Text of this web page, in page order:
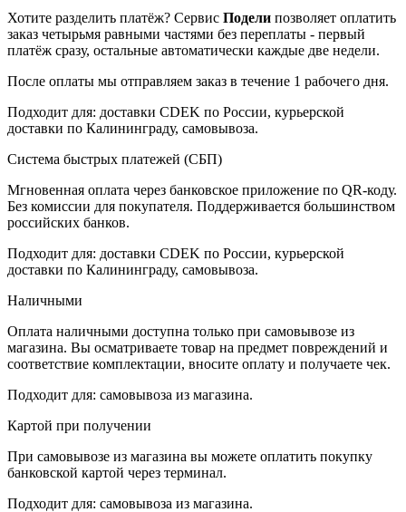
Хотите разделить платёж? Сервис Подели позволяет оплатить
заказ четырьмя равными частями без переплаты - первый
платёж сразу, остальные автоматически каждые две недели.
После оплаты мы отправляем заказ в течение 1 рабочего дня.
Подходит для: доставки CDEK по России, курьерской
доставки по Калининграду, самовывоза.
Система быстрых платежей (СБП)
Мгновенная оплата через банковское приложение по QR-коду.
Без комиссии для покупателя. Поддерживается большинством
российских банков.
Подходит для: доставки CDEK по России, курьерской
доставки по Калининграду, самовывоза.
Наличными
Оплата наличными доступна только при самовывозе из
магазина. Вы осматриваете товар на предмет повреждений и
соответствие комплектации, вносите оплату и получаете чек.
Подходит для: самовывоза из магазина.
Картой при получении
При самовывозе из магазина вы можете оплатить покупку
банковской картой через терминал.
Подходит для: самовывоза из магазина.